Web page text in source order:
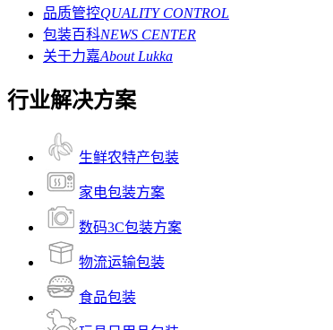
品质管控QUALITY CONTROL
包装百科NEWS CENTER
关于力嘉About Lukka
行业解决方案
生鲜农特产包装
家电包装方案
数码3C包装方案
物流运输包装
食品包装